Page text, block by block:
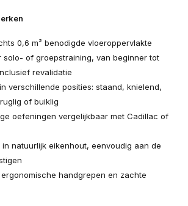
0,6 m² benodigde vloeroppervlakte
solo- of groepstraining, van beginner tot
revalidatie
verschillende posities: staand, knielend,
of buiklig
oefeningen vergelijkbaar met Cadillac of
in natuurlijk eikenhout, eenvoudig aan de
handgrepen en zachte